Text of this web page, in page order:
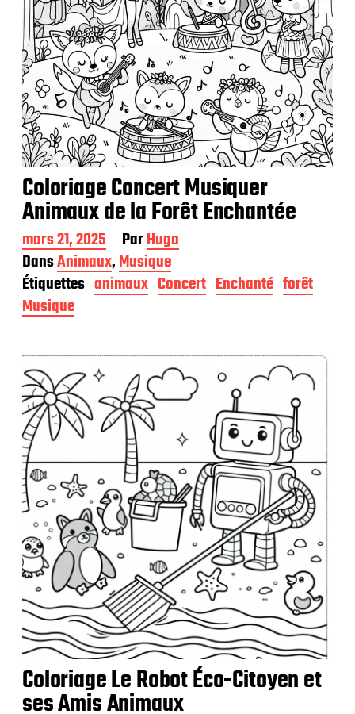
Coloriage Concert Musiquer
Animaux de la Forêt Enchantée
D
a
t
e
d
e
u
b
l
i
c
a
t
i
o
n
mars 21, 2025 ParHugo
DansAnimaux,Musique
Étiquettes animaux Concert Enchanté forêt
Musique
Coloriage Le Robot Éco-Citoyen et
ses Amis Animaux